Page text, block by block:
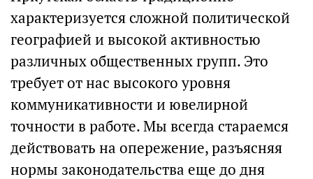
характеризуется сложной политической
географией и высокой активностью
различных общественных групп. Это
требует от нас высокого уровня
коммуникативности и ювелирной
точности в работе. Мы всегда стараемся
действовать на опережение, разъясняя
нормы законодательства еще до дня